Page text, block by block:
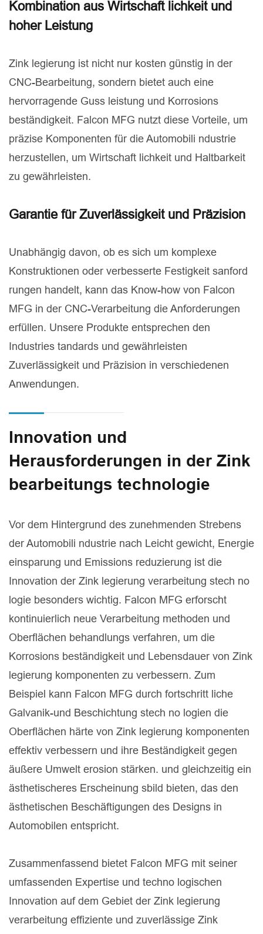
Kombination aus Wirtschaft lichkeit und
hoher Leistung
Zink legierung ist nicht nur kosten günstig in der
CNC-Bearbeitung, sondern bietet auch eine
hervorragende Guss leistung und Korrosions
beständigkeit. Falcon MFG nutzt diese Vorteile, um
präzise Komponenten für die Automobili ndustrie
herzustellen, um Wirtschaft lichkeit und Haltbarkeit
zu gewährleisten.
Garantie für Zuverlässigkeit und Präzision
Unabhängig davon, ob es sich um komplexe
Konstruktionen oder verbesserte Festigkeit sanford
rungen handelt, kann das Know-how von Falcon
MFG in der CNC-Verarbeitung die Anforderungen
erfüllen. Unsere Produkte entsprechen den
Industries tandards und gewährleisten
Zuverlässigkeit und Präzision in verschiedenen
Anwendungen.
Innovation und
Herausforderungen in der Zink
bearbeitungs technologie
Vor dem Hintergrund des zunehmenden Strebens
der Automobili ndustrie nach Leicht gewicht, Energie
einsparung und Emissions reduzierung ist die
Innovation der Zink legierung verarbeitung stech no
logie besonders wichtig. Falcon MFG erforscht
kontinuierlich neue Verarbeitung methoden und
Oberflächen behandlungs verfahren, um die
Korrosions beständigkeit und Lebensdauer von Zink
legierung komponenten zu verbessern. Zum
Beispiel kann Falcon MFG durch fortschritt liche
Galvanik-und Beschichtung stech no logien die
Oberflächen härte von Zink legierung komponenten
effektiv verbessern und ihre Beständigkeit gegen
äußere Umwelt erosion stärken. und gleichzeitig ein
ästhetischeres Erscheinung sbild bieten, das den
ästhetischen Beschäftigungen des Designs in
Automobilen entspricht.
Zusammenfassend bietet Falcon MFG mit seiner
umfassenden Expertise und techno logischen
Innovation auf dem Gebiet der Zink legierung
verarbeitung effiziente und zuverlässige Zink